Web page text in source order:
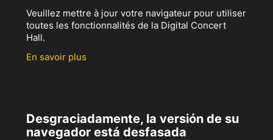
Veuillez mettre à jour votre navigateur pour utiliser
toutes les fonctionnalités de la Digital Concert
Hall.
En savoir plus
Desgraciadamente, la versión de su
navegador está desfasada